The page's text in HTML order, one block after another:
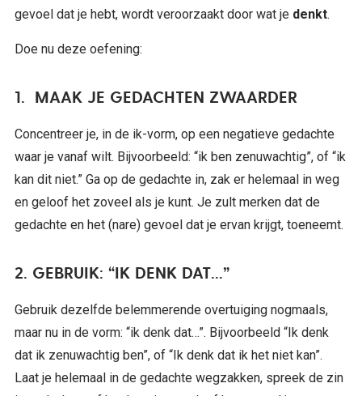
gevoel dat je hebt, wordt veroorzaakt door wat je denkt.
Doe nu deze oefening:
1. MAAK JE GEDACHTEN ZWAARDER
Concentreer je, in de ik-vorm, op een negatieve gedachte
waar je vanaf wilt. Bijvoorbeeld: “ik ben zenuwachtig”, of “ik
kan dit niet.” Ga op de gedachte in, zak er helemaal in weg
en geloof het zoveel als je kunt. Je zult merken dat de
gedachte en het (nare) gevoel dat je ervan krijgt, toeneemt.
2. GEBRUIK: “IK DENK DAT…”
Gebruik dezelfde belemmerende overtuiging nogmaals,
maar nu in de vorm: “ik denk dat…”. Bijvoorbeeld “Ik denk
dat ik zenuwachtig ben”, of “Ik denk dat ik het niet kan”.
Laat je helemaal in de gedachte wegzakken, spreek de zin